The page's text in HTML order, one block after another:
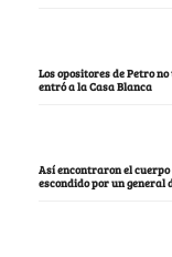
Los opositores de Petro
entró a la Casa Blanca
Así encontraron el cuerpo
escondido por un general